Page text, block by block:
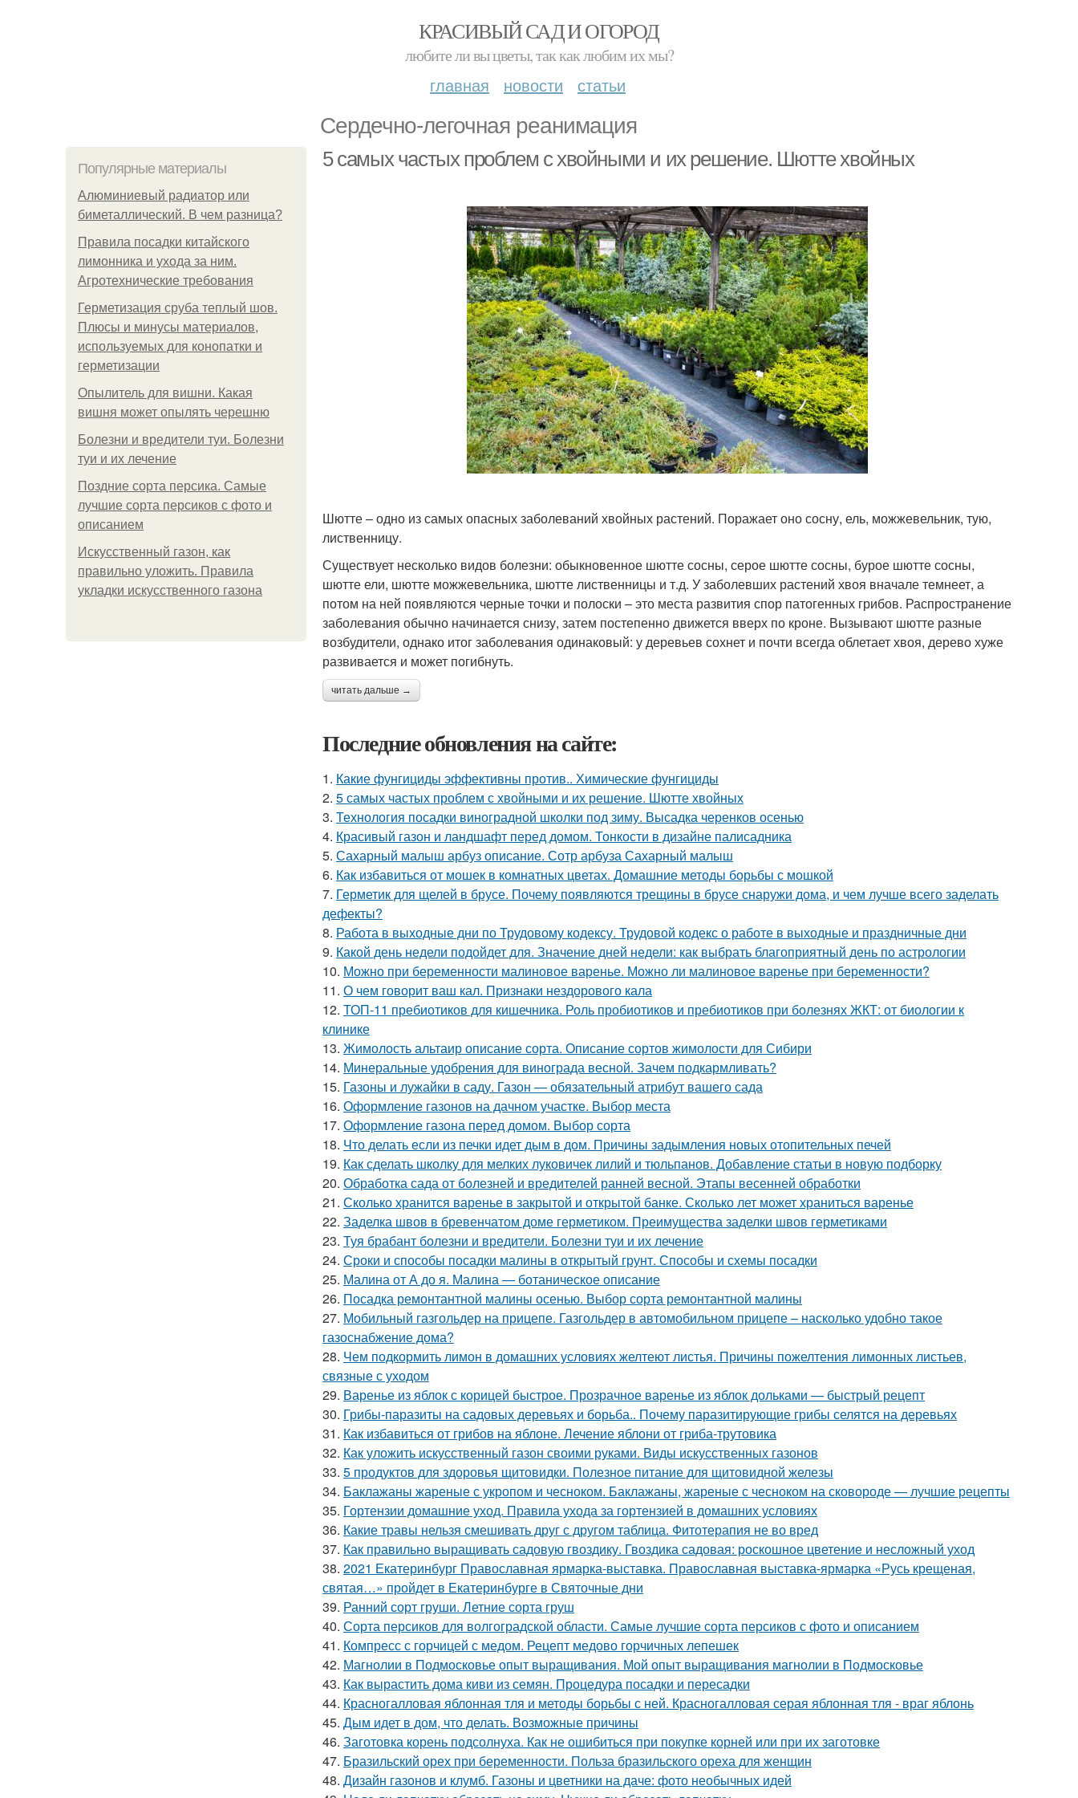
КРАСИВЫЙ САД И ОГОРОД
любите ли вы цветы, так как любим их мы?
главная новости статьи
Сердечно-легочная реанимация
Популярные материалы
Алюминиевый радиатор или
биметаллический. В чем разница?
Правила посадки китайского
лимонника и ухода за ним.
Агротехнические требования
Герметизация сруба теплый шов.
Плюсы и минусы материалов,
используемых для конопатки и
герметизации
Опылитель для вишни. Какая
вишня может опылять черешню
Болезни и вредители туи. Болезни
туи и их лечение
Поздние сорта персика. Самые
лучшие сорта персиков с фото и
описанием
Искусственный газон, как
правильно уложить. Правила
укладки искусственного газона
5 самых частых проблем с хвойными и их решение. Шютте хвойных
Шютте – одно из самых опасных заболеваний хвойных растений. Поражает оно сосну, ель, можжевельник, тую,
лиственницу.
Существует несколько видов болезни: обыкновенное шютте сосны, серое шютте сосны, бурое шютте сосны,
шютте ели, шютте можжевельника, шютте лиственницы и т.д. У заболевших растений хвоя вначале темнеет, а
потом на ней появляются черные точки и полоски – это места развития спор патогенных грибов. Распространение
заболевания обычно начинается снизу, затем постепенно движется вверх по кроне. Вызывают шютте разные
возбудители, однако итог заболевания одинаковый: у деревьев сохнет и почти всегда облетает хвоя, дерево хуже
развивается и может погибнуть.
читать дальше →
Последние обновления на сайте:
1. Какие фунгициды эффективны против.. Химические фунгициды
2. 5 самых частых проблем с хвойными и их решение. Шютте хвойных
3. Технология посадки виноградной школки под зиму. Высадка черенков осенью
4. Красивый газон и ландшафт перед домом. Тонкости в дизайне палисадника
5. Сахарный малыш арбуз описание. Сотр арбуза Сахарный малыш
6. Как избавиться от мошек в комнатных цветах. Домашние методы борьбы с мошкой
7. Герметик для щелей в брусе. Почему появляются трещины в брусе снаружи дома, и чем лучше всего заделать
дефекты?
8. Работа в выходные дни по Трудовому кодексу. Трудовой кодекс о работе в выходные и праздничные дни
9. Какой день недели подойдет для. Значение дней недели: как выбрать благоприятный день по астрологии
10. Можно при беременности малиновое варенье. Можно ли малиновое варенье при беременности?
11. О чем говорит ваш кал. Признаки нездорового кала
12. ТОП-11 пребиотиков для кишечника. Роль пробиотиков и пребиотиков при болезнях ЖКТ: от биологии к
клинике
13. Жимолость альтаир описание сорта. Описание сортов жимолости для Сибири
14. Минеральные удобрения для винограда весной. Зачем подкармливать?
15. Газоны и лужайки в саду. Газон — обязательный атрибут вашего сада
16. Оформление газонов на дачном участке. Выбор места
17. Оформление газона перед домом. Выбор сорта
18. Что делать если из печки идет дым в дом. Причины задымления новых отопительных печей
19. Как сделать школку для мелких луковичек лилий и тюльпанов. Добавление статьи в новую подборку
20. Обработка сада от болезней и вредителей ранней весной. Этапы весенней обработки
21. Сколько хранится варенье в закрытой и открытой банке. Сколько лет может храниться варенье
22. Заделка швов в бревенчатом доме герметиком. Преимущества заделки швов герметиками
23. Туя брабант болезни и вредители. Болезни туи и их лечение
24. Сроки и способы посадки малины в открытый грунт. Способы и схемы посадки
25. Малина от А до я. Малина — ботаническое описание
26. Посадка ремонтантной малины осенью. Выбор сорта ремонтантной малины
27. Мобильный газгольдер на прицепе. Газгольдер в автомобильном прицепе – насколько удобно такое
газоснабжение дома?
28. Чем подкормить лимон в домашних условиях желтеют листья. Причины пожелтения лимонных листьев,
связные с уходом
29. Варенье из яблок с корицей быстрое. Прозрачное варенье из яблок дольками — быстрый рецепт
30. Грибы-паразиты на садовых деревьях и борьба.. Почему паразитирующие грибы селятся на деревьях
31. Как избавиться от грибов на яблоне. Лечение яблони от гриба-трутовика
32. Как уложить искусственный газон своими руками. Виды искусственных газонов
33. 5 продуктов для здоровья щитовидки. Полезное питание для щитовидной железы
34. Баклажаны жареные с укропом и чесноком. Баклажаны, жареные с чесноком на сковороде — лучшие рецепты
35. Гортензии домашние уход. Правила ухода за гортензией в домашних условиях
36. Какие травы нельзя смешивать друг с другом таблица. Фитотерапия не во вред
37. Как правильно выращивать садовую гвоздику. Гвоздика садовая: роскошное цветение и несложный уход
38. 2021 Екатеринбург Православная ярмарка-выставка. Православная выставка-ярмарка «Русь крещеная,
святая…» пройдет в Екатеринбурге в Святочные дни
39. Ранний сорт груши. Летние сорта груш
40. Сорта персиков для волгоградской области. Самые лучшие сорта персиков с фото и описанием
41. Компресс с горчицей с медом. Рецепт медово горчичных лепешек
42. Магнолии в Подмосковье опыт выращивания. Мой опыт выращивания магнолии в Подмосковье
43. Как вырастить дома киви из семян. Процедура посадки и пересадки
44. Красногалловая яблонная тля и методы борьбы с ней. Красногалловая серая яблонная тля - враг яблонь
45. Дым идет в дом, что делать. Возможные причины
46. Заготовка корень подсолнуха. Как не ошибиться при покупке корней или при их заготовке
47. Бразильский орех при беременности. Польза бразильского ореха для женщин
48. Дизайн газонов и клумб. Газоны и цветники на даче: фото необычных идей